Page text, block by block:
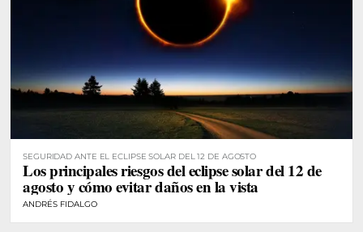
SEGURIDAD ANTE EL ECLIPSE SOLAR DEL 12 DE AGOSTO
Los principales riesgos del eclipse solar del 12 de
agosto y cómo evitar daños en la vista
ANDRÉS FIDALGO